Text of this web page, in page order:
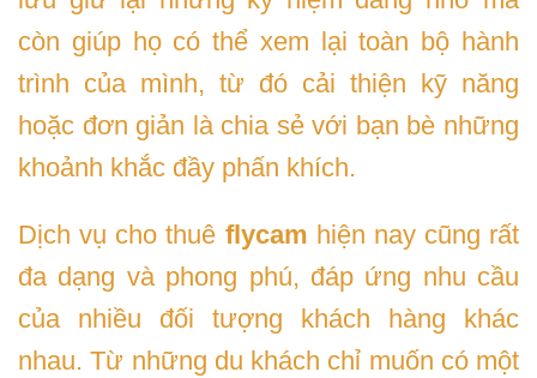
còn giúp họ có thể xem lại toàn bộ hành
trình của mình, từ đó cải thiện kỹ năng
hoặc đơn giản là chia sẻ với bạn bè những
khoảnh khắc đầy phấn khích.
Dịch vụ cho thuê flycam hiện nay cũng rất
đa dạng và phong phú, đáp ứng nhu cầu
của nhiều đối tượng khách hàng khác
nhau. Từ những du khách chỉ muốn có một